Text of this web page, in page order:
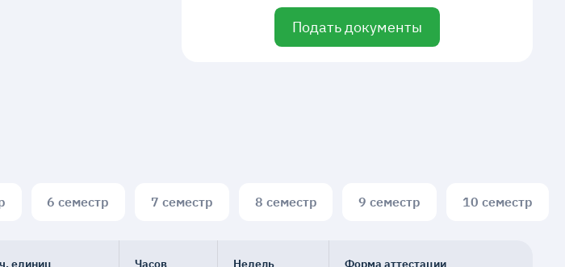
Подать документы
6 семестр 7 семестр 8 семестр 9 семестр 10 семестр
единиц Часов Недель Форма аттестации